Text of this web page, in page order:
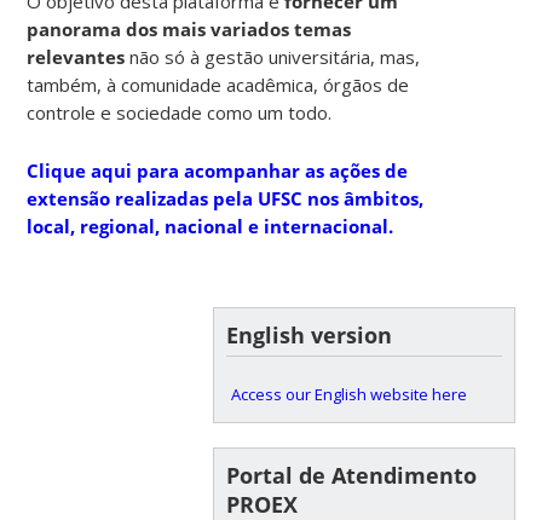
panorama dos mais variados temas
relevantes não só à gestão universitária, mas,
também, à comunidade acadêmica, órgãos de
controle e sociedade como um todo.
Clique aqui para acompanhar as ações de
extensão realizadas pela UFSC nos âmbitos,
local, regional, nacional e internacional.
English version
Access our English website here
Portal de Atendimento
PROEX